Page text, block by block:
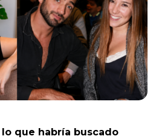
lo que habría buscado